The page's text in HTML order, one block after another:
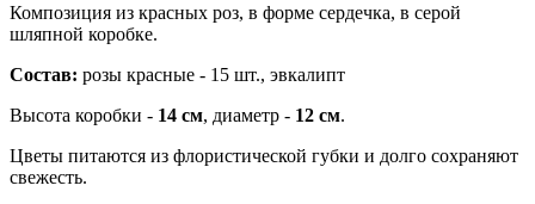
Композиция из красных роз, в форме сердечка, в серой
шляпной коробке.
Состав: розы красные - 15 шт., эвкалипт
Высота коробки - 14 см, диаметр - 12 см.
Цветы питаются из флористической губки и долго сохраняют
свежесть.